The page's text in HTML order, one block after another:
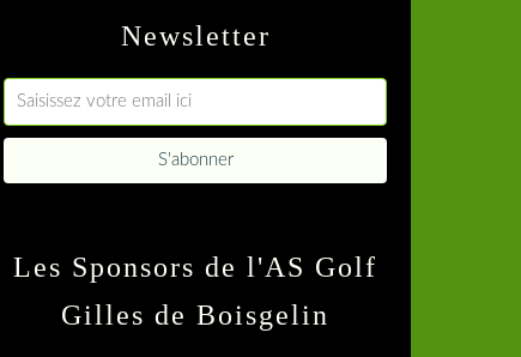
Newsletter
Les Sponsors de l'AS Golf
Gilles de Boisgelin